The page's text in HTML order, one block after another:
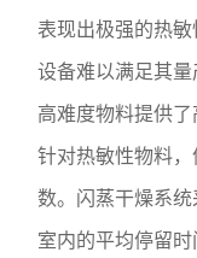
表现出极强的热
设备难以满足其
高难度物料提供了
针对热敏性物料
数。闪蒸干燥系
室内的平均停留